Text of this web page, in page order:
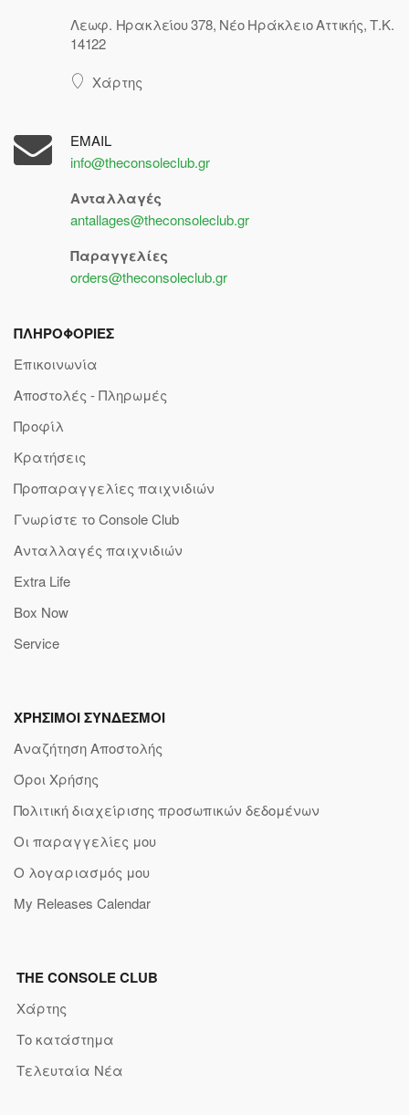
Λεωφ. Ηρακλείου 378, Νέο Ηράκλειο Αττικής, Τ.Κ.
14122
Χάρτης
EMAIL
info@theconsoleclub.gr
Ανταλλαγές
antallages@theconsoleclub.gr
Παραγγελίες
orders@theconsoleclub.gr
ΠΛΗΡΟΦΟΡΙΕΣ
Επικοινωνία
Αποστολές - Πληρωμές
Προφίλ
Κρατήσεις
Προπαραγγελίες παιχνιδιών
Γνωρίστε το Console Club
Ανταλλαγές παιχνιδιών
Extra Life
Box Now
Service
ΧΡΗΣΙΜΟΙ ΣΥΝΔΕΣΜΟΙ
Αναζήτηση Αποστολής
Όροι Χρήσης
Πολιτική διαχείρισης προσωπικών δεδομένων
Οι παραγγελίες μου
Ο λογαριασμός μου
My Releases Calendar
THE CONSOLE CLUB
Χάρτης
Το κατάστημα
Τελευταία Νέα